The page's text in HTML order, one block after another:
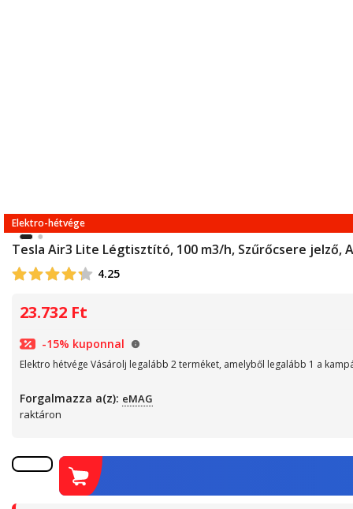
Elektro-hétvége
Tesla Air3 Lite Légtisztító, 100 m3/h, Szűrőcsere jelző,
4.25
23.732 Ft
-15% kuponnal
Elektro hétvége Vásárolj legalább 2 terméket, amelyből legalább 1 a
Forgalmazza a(z): eMAG
raktáron